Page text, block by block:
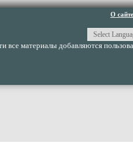
О сайте
все материалы добавляются